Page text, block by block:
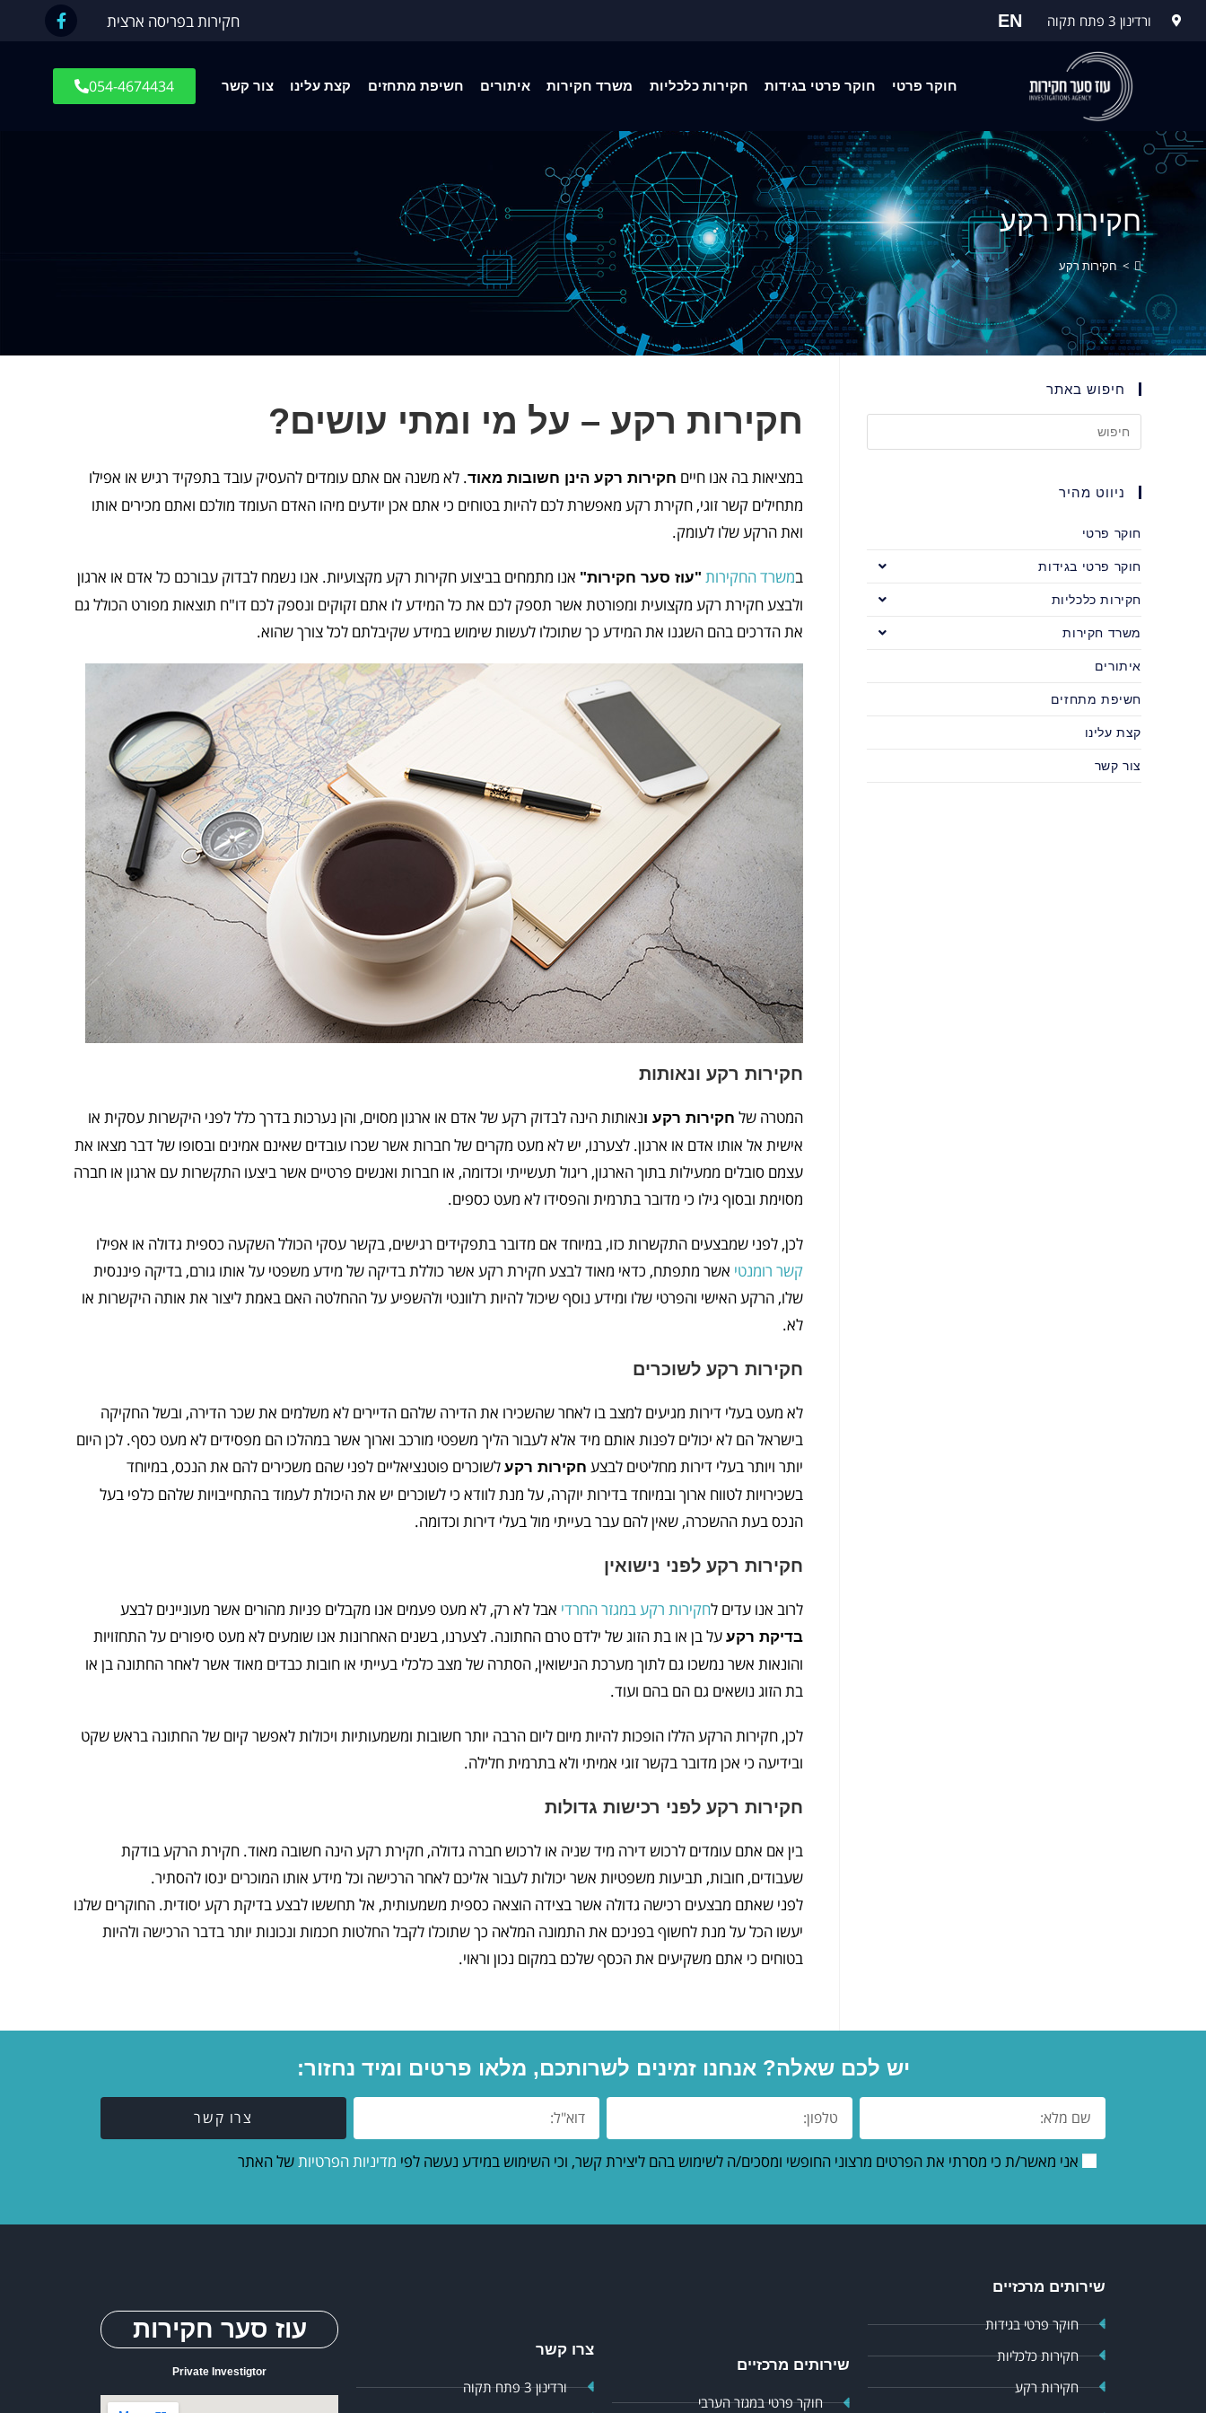
ורדינון 3 פתח תקוה EN חקירות בפריסה ארצית
חוקר פרטי חוקר פרטי בגידות חקירות כלכליות משרד חקירות איתורים חשיפת מתחזים קצת עלינו צור קשר 054-4674434
חקירות רקע
> חקירות רקע
חקירות רקע – על מי ומתי עושים?
במציאות בה אנו חיים חקירות רקע הינן חשובות מאוד. לא משנה אם אתם עומדים להעסיק עובד בתפקיד רגיש או אפילו
מתחילים קשר זוגי, חקירת רקע מאפשרת לכם להיות בטוחים כי אתם אכן יודעים מיהו האדם העומד מולכם ואתם מכירים אותו
ואת הרקע שלו לעומק.
במשרד החקירות "עוז סער חקירות" אנו מתמחים בביצוע חקירות רקע מקצועיות. אנו נשמח לבדוק עבורכם כל אדם או ארגון
ולבצע חקירת רקע מקצועית ומפורטת אשר תספק לכם את כל המידע לו אתם זקוקים ונספק לכם דו"ח תוצאות מפורט הכולל גם
את הדרכים בהם השגנו את המידע כך שתוכלו לעשות שימוש במידע שקיבלתם לכל צורך שהוא.
חקירות רקע ונאותות
המטרה של חקירות רקע ונאותות הינה לבדוק רקע של אדם או ארגון מסוים, והן נערכות בדרך כלל לפני היקשרות עסקית או
אישית אל אותו אדם או ארגון. לצערנו, יש לא מעט מקרים של חברות אשר שכרו עובדים שאינם אמינים ובסופו של דבר מצאו את
עצמם סובלים ממעילות בתוך הארגון, ריגול תעשייתי וכדומה, או חברות ואנשים פרטיים אשר ביצעו התקשרות עם ארגון או חברה
מסוימת ובסוף גילו כי מדובר בתרמית והפסידו לא מעט כספים.
לכן, לפני שמבצעים התקשרות כזו, במיוחד אם מדובר בתפקידים רגישים, בקשר עסקי הכולל השקעה כספית גדולה או אפילו
קשר רומנטי אשר מתפתח, כדאי מאוד לבצע חקירת רקע אשר כוללת בדיקה של מידע משפטי על אותו גורם, בדיקה פיננסית
שלו, הרקע האישי והפרטי שלו ומידע נוסף שיכול להיות רלוונטי ולהשפיע על ההחלטה האם באמת ליצור את אותה היקשרות או
לא.
חקירות רקע לשוכרים
לא מעט בעלי דירות מגיעים למצב בו לאחר שהשכירו את הדירה שלהם הדיירים לא משלמים את שכר הדירה, ובשל החקיקה
בישראל הם לא יכולים לפנות אותם מיד אלא לעבור הליך משפטי מורכב וארוך אשר במהלכו הם מפסידים לא מעט כסף. לכן היום
יותר ויותר בעלי דירות מחליטים לבצע חקירות רקע לשוכרים פוטנציאליים לפני שהם משכירים להם את הנכס, במיוחד
בשכירויות לטווח ארוך ובמיוחד בדירות יוקרה, על מנת לוודא כי לשוכרים יש את היכולת לעמוד בהתחייבויות שלהם כלפי בעל
הנכס בעת ההשכרה, שאין להם עבר בעייתי מול בעלי דירות וכדומה.
חקירות רקע לפני נישואין
לרוב אנו עדים לחקירות רקע במגזר החרדי אבל לא רק, לא מעט פעמים אנו מקבלים פניות מהורים אשר מעוניינים לבצע
בדיקת רקע על בן או בת הזוג של ילדם טרם החתונה. לצערנו, בשנים האחרונות אנו שומעים לא מעט סיפורים על התחזויות
והונאות אשר נמשכו גם לתוך מערכת הנישואין, הסתרה של מצב כלכלי בעייתי או חובות כבדים מאוד אשר לאחר החתונה בן או
בת הזוג נושאים גם הם בהם ועוד.
לכן, חקירות הרקע הללו הופכות להיות מיום ליום הרבה יותר חשובות ומשמעותיות ויכולות לאפשר קיום של החתונה בראש שקט
ובידיעה כי אכן מדובר בקשר זוגי אמיתי ולא בתרמית חלילה.
חקירות רקע לפני רכישות גדולות
בין אם אתם עומדים לרכוש דירה מיד שניה או לרכוש חברה גדולה, חקירת רקע הינה חשובה מאוד. חקירת הרקע בודקת
שעבודים, חובות, תביעות משפטיות אשר יכולות לעבור אליכם לאחר הרכישה וכל מידע אותו המוכרים ינסו להסתיר.
לפני שאתם מבצעים רכישה גדולה אשר בצידה הוצאה כספית משמעותית, אל תחששו לבצע בדיקת רקע יסודית. החוקרים שלנו
יעשו הכל על מנת לחשוף בפניכם את התמונה המלאה כך שתוכלו לקבל החלטות חכמות ונכונות יותר בדבר הרכישה ולהיות
בטוחים כי אתם משקיעים את הכסף שלכם במקום נכון וראוי.
חיפוש באתר
ניווט מהיר
חוקר פרטי
חוקר פרטי בגידות
חקירות כלכליות
משרד חקירות
איתורים
חשיפת מתחזים
קצת עלינו
צור קשר
יש לכם שאלה? אנחנו זמינים לשרותכם, מלאו פרטים ומיד נחזור:
אני מאשר/ת כי מסרתי את הפרטים מרצוני החופשי ומסכים/ה לשימוש בהם ליצירת קשר, וכי השימוש במידע נעשה לפי מדיניות הפרטיות של האתר
צרו קשר
שירותים מרכזיים
חוקר פרטי בגידות
חקירות כלכליות
חקירות רקע
שירותים מרכזיים
חוקר פרטי במגזר הערבי
צרו קשר
ורדינון 3 פתח תקוה
עוז סער חקירות
Private Investigtor